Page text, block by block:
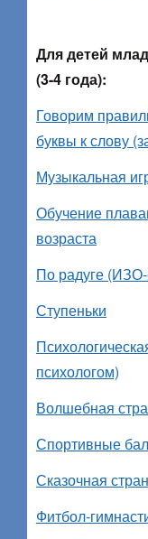
Для детей
(3-4 года):
Говорим
буквы к слову
Музыкальная
Обучение
возраста
По радуге (ИЗО-
Ступеньки
психологом)
Волшебная
Спортивные
Сказочная
Фитбол-